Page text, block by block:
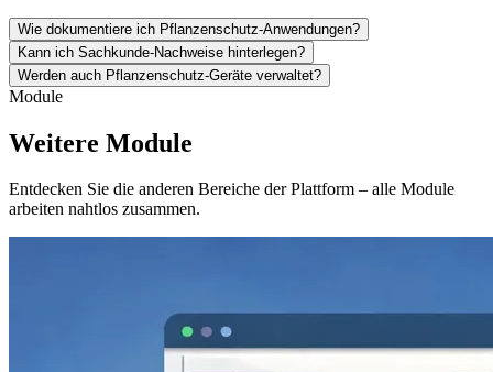
Wie dokumentiere ich Pflanzenschutz-Anwendungen?
Kann ich Sachkunde-Nachweise hinterlegen?
Werden auch Pflanzenschutz-Geräte verwaltet?
Module
Weitere Module
Entdecken Sie die anderen Bereiche der Plattform – alle Module
arbeiten nahtlos zusammen.